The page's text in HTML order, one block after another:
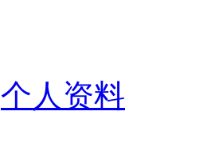
个人资料